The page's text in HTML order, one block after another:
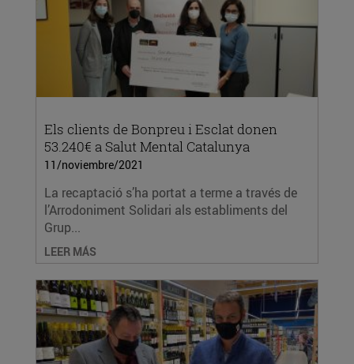
Els clients de Bonpreu i Esclat donen
53.240€ a Salut Mental Catalunya
11/noviembre/2021
La recaptació s’ha portat a terme a través de
l’Arrodoniment Solidari als establiments del
Grup...
LEER MÁS